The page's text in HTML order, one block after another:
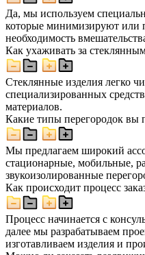
Да, мы используем
которые минимизируют или
необходимость
Как ухаживать за
Стеклянные изделия легко
специализированных
материалов.
Какие типы перегородок вы
Мы предлагаем широкий
стационарные, мобильные,
звукоизолированные
Как происходит процесс
Процесс начинается с
далее мы разрабатываем
изготавливаем изделия и